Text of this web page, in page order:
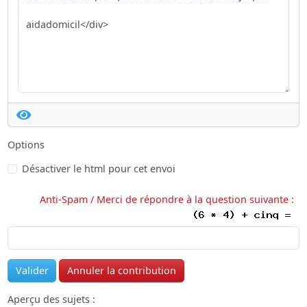
Options
Désactiver le html pour cet envoi
Anti-Spam / Merci de répondre à la question suivante :
Aperçu des sujets :